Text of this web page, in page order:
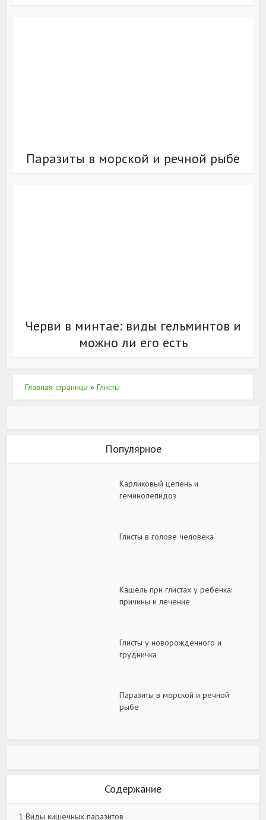
Паразиты в морской и речной рыбе
Черви в минтае: виды гельминтов и
можно ли его есть
Главная страница » Глисты
Популярное
Карликовый цепень и
геминолепидоз
Глисты в голове человека
Кашель при глистах у ребенка:
причины и лечение
Глисты у новорожденного и
грудничка
Паразиты в морской и речной
рыбе
Содержание
1 Виды кишечных паразитов